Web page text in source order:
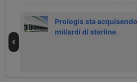
Prologis sta
miliardi di sterline